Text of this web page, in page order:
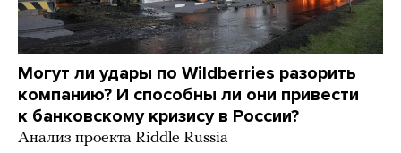
Могут ли удары по Wildberries разорить
компанию? И способны ли они привести
к банковскому кризису в России?
Анализ проекта Riddle Russia